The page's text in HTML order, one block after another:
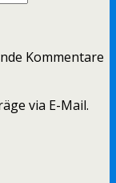
Kommentare
via E-Mail.